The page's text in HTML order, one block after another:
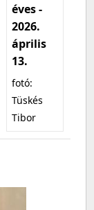
éves -
2026.
április
13.
fotó:
Tüskés
Tibor